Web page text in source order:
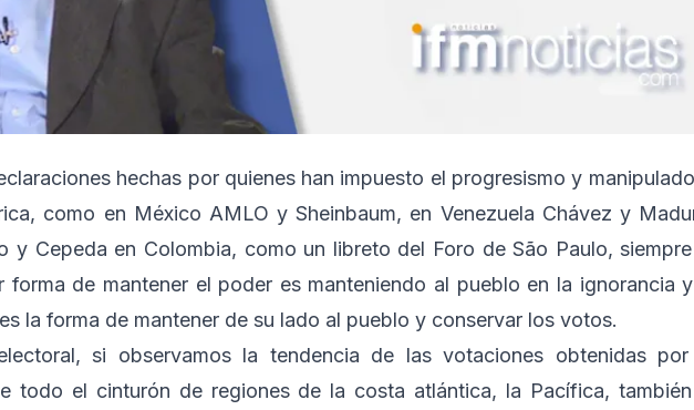
hechas por quienes han impuesto el progresismo y
como en México AMLO y Sheinbaum, en Venezuela Chávez y
y Cepeda en Colombia, como un libreto del Foro de São Paulo,
forma de mantener el poder es manteniendo al pueblo en la ignorancia
la forma de mantener de su lado al pueblo y conservar los votos.
si observamos la tendencia de las votaciones obtenidas
todo el cinturón de regiones de la costa atlántica, la Pacífica,